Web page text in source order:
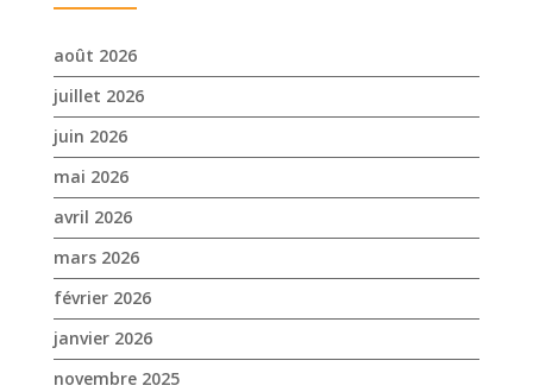
août 2026
juillet 2026
juin 2026
mai 2026
avril 2026
mars 2026
février 2026
janvier 2026
novembre 2025